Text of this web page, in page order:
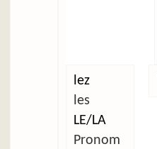
lez
les
LE/LA
Pronom